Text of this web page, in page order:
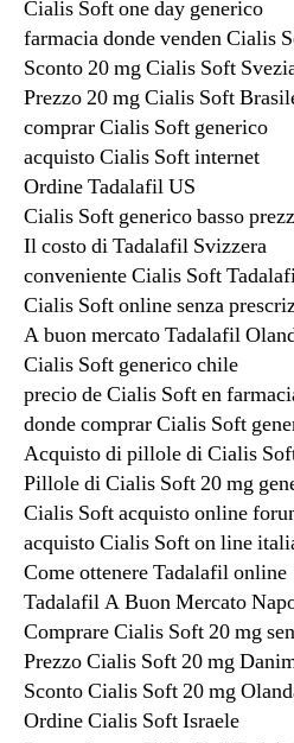
Cialis Soft one day generico
farmacia donde venden Cialis
Sconto 20 mg Cialis Soft
Prezzo 20 mg Cialis Soft
comprar Cialis Soft generico
acquisto Cialis Soft internet
Ordine Tadalafil US
Cialis Soft generico basso
Il costo di Tadalafil Svizzera
conveniente Cialis Soft
Cialis Soft online senza
A buon mercato Tadalafil
Cialis Soft generico chile
precio de Cialis Soft en
donde comprar Cialis Soft
Acquisto di pillole di Cialis
Pillole di Cialis Soft 20 mg
Cialis Soft acquisto online
acquisto Cialis Soft on line
Come ottenere Tadalafil online
Tadalafil A Buon Mercato
Comprare Cialis Soft 20 mg
Prezzo Cialis Soft 20 mg
Sconto Cialis Soft 20 mg
Ordine Cialis Soft Israele